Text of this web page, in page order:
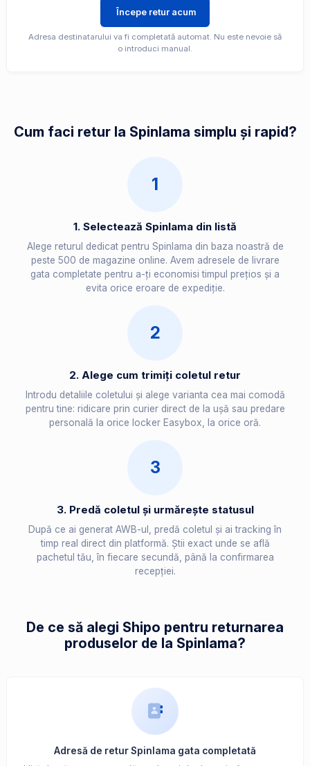
Începe retur acum
Adresa destinatarului va fi completată automat. Nu este nevoie să
o introduci manual.
Cum faci retur la Spinlama simplu și rapid?
1
1. Selectează Spinlama din listă
Alege returul dedicat pentru Spinlama din baza noastră de
peste 500 de magazine online. Avem adresele de livrare
gata completate pentru a-ți economisi timpul prețios și a
evita orice eroare de expediție.
2
2. Alege cum trimiți coletul retur
Introdu detaliile coletului și alege varianta cea mai comodă
pentru tine: ridicare prin curier direct de la ușă sau predare
personală la orice locker Easybox, la orice oră.
3
3. Predă coletul și urmărește statusul
După ce ai generat AWB-ul, predă coletul și ai tracking în
timp real direct din platformă. Știi exact unde se află
pachetul tău, în fiecare secundă, până la confirmarea
recepției.
De ce să alegi Shipo pentru returnarea
produselor de la Spinlama?
Adresă de retur Spinlama gata completată